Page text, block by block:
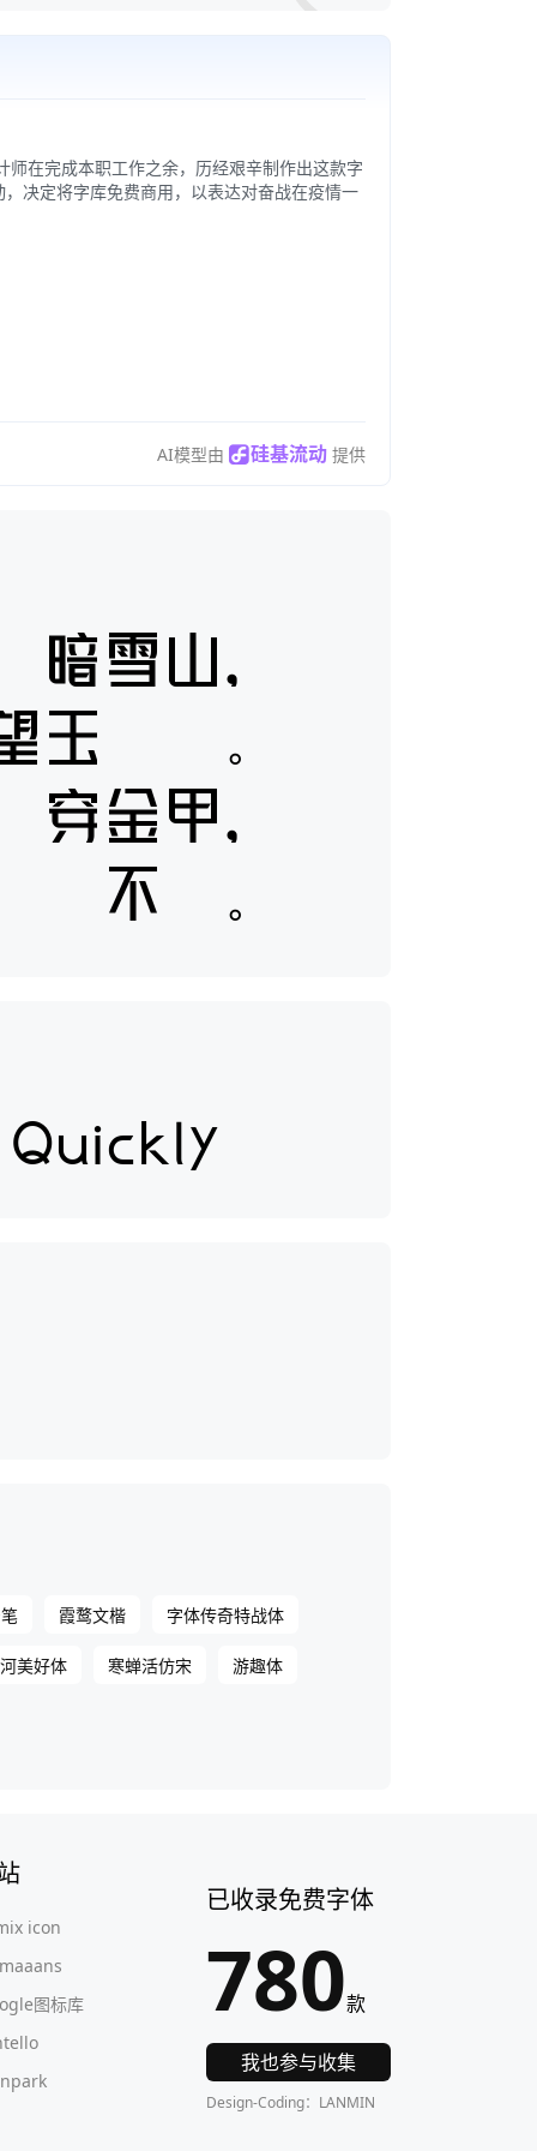
在完成本职工作之余，历经艰辛制作出这款字
决定将字库免费商用，以表达对奋战在疫情一
AI模型由 硅基流动 提供
霞鹜文楷 字体传奇特战体
美好体 寒蝉活仿宋 游趣体
icon
图标库
已收录免费字体
780款
我也参与收集
Design-Coding：LANMIN